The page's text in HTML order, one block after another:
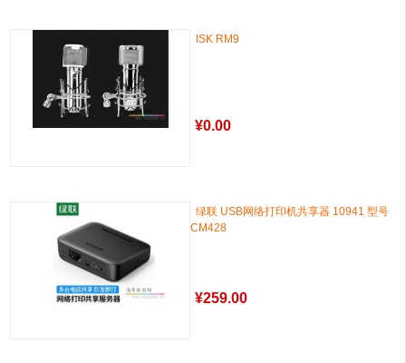
ISK RM9
¥0.00
绿联 USB网络打印机共享器 10941 型号
CM428
¥259.00